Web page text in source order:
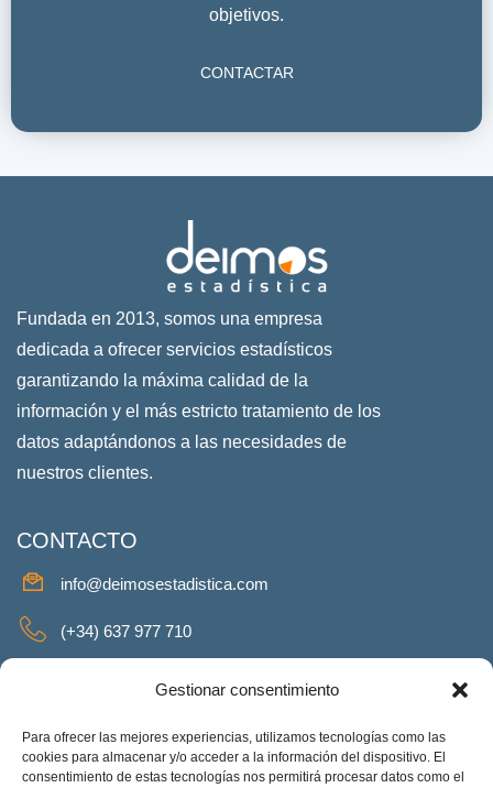
Gestionar consentimiento
Para ofrecer las mejores experiencias, utilizamos tecnologías como las
cookies para almacenar y/o acceder a la información del dispositivo. El
consentimiento de estas tecnologías nos permitirá procesar datos como el
objetivos.
CONTACTAR
Fundada en 2013, somos una empresa
dedicada a ofrecer servicios estadísticos
garantizando la máxima calidad de la
información y el más estricto tratamiento de los
datos adaptándonos a las necesidades de
nuestros clientes.
CONTACTO
info@deimosestadistica.com
(+34) 637 977 710